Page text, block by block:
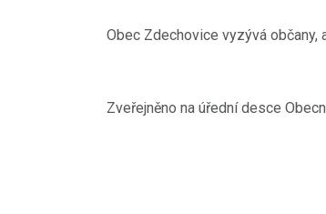
Obec Zdechovice vyzývá
Zveřejněno na úřední desce